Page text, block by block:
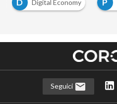
D
Digital Economy P
Seguici